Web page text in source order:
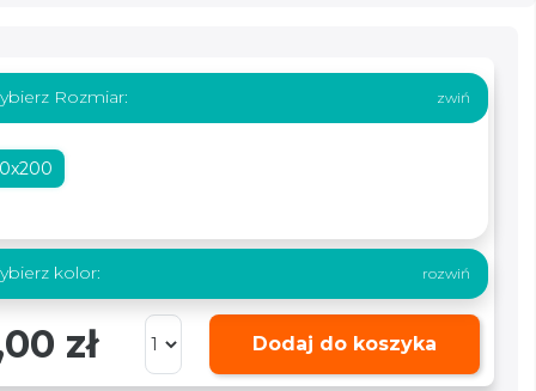
Rozmiar:
kolor:
zł Dodaj do koszyka